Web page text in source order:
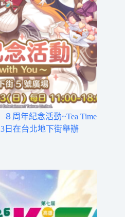
周年紀念活動~Tea Time
日在台北地下街舉辦